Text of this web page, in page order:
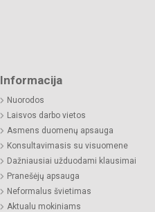
Informacija
Nuorodos
Laisvos darbo vietos
Asmens duomenų apsauga
Konsultavimasis su visuomene
Dažniausiai užduodami klausimai
Pranešėjų apsauga
Neformalus švietimas
Aktualu mokiniams